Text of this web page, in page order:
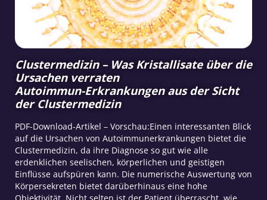
Clustermedizin – Was Kristallisate über die
Ursachen verraten
Autoimmun-Erkrankungen aus der Sicht
der Clustermedizin
PDF-Download-Artikel – Vorschau:Einen interessanten Blick
auf die Ursachen von Autoimmunerkrankungen bietet die
Clustermedizin, da ihre Diagnose so gut wie alle
erdenklichen seelischen, körperlichen und geistigen
Einflüsse aufspüren kann. Die numerische Auswertung von
Körpersekreten bietet darüberhinaus eine hohe